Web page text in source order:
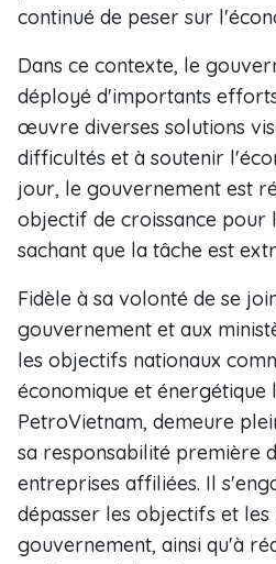
continué de peser sur
Dans ce contexte, le
déployé d'importants
œuvre diverses solutions
difficultés et à soutenir
jour, le gouvernement est
objectif de croissance pour
sachant que la tâche est
Fidèle à sa volonté de se
gouvernement et aux
les objectifs nationaux
économique et énergétique
PetroVietnam, demeure
sa responsabilité première
entreprises affiliées. Il
dépasser les objectifs et
gouvernement, ainsi qu'à